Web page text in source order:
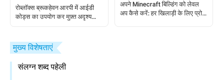
रोब्लॉक्स ब्रूकहेवन आरपी में आईडी
कोड्स का उपयोग कर मुफ़्त अदृश्य
अपने Minecraft बिल्डिंग को लेवल
अप कैसे करें: हर खिलाड़ी के लिए प्रो
मुख्य विशेषताएं
संलग्न शब्द पहेली